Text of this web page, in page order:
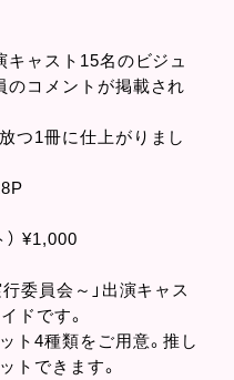
キャスト15名のビジュ
のコメントが掲載され
つ1冊に仕上がりまし
¥1,000
委員会～」出演キャス
ドです。
ト4種類をご用意。推し
トできます。